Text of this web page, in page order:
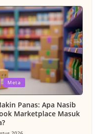
Meta
Panas: Apa Nasib
Marketplace Masuk